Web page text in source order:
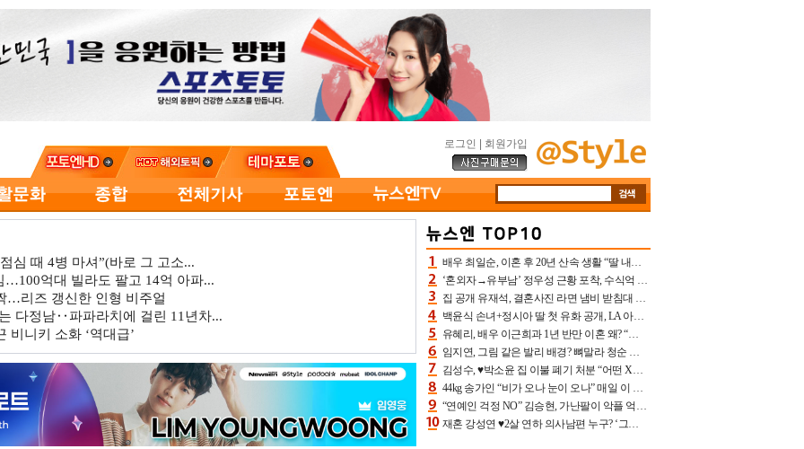
로그인 회원가입
심 때 4병 마셔”(바로 그 고소...
억대 빌라도 팔고 14억 아파...
…리즈 갱신한 인형 비주얼
다정남‥파파라치에 걸린 11년차...
비니키 소화 ‘역대급’
배우 최일순, 이혼 후 20년 산속 생활 “딸 내가 버렸다고 원망‥맘 아파”(특종)[어제TV]
‘혼외자→유부남’ 정우성 근황 포착, 수식억 해킹 피해 후배 만났다 “존경하는”
집 공개 유재석, 결혼사진 라면 냄비 받침대 되고 분노‥가족사진도 피해(놀뭐)[어제TV]
백윤식 손녀+정시아 딸 첫 유화 공개, LA 아트쇼→서울국제조각페스타 작가다운 수준급 실력
유혜리, 배우 이근희과 1년 반만 이혼 왜? “식칼 꽂고 의자 던져” 충격 폭로(특종)[어제TV]
임지연, 그림 같은 발리 배경? 뼈말라 청순 비키니 핏에 상대 안 되네
김성수, ♥박소윤 집 이불 폐기 처분 “어떤 X이랑 썼을지 몰라” 질투(신랑수업2)[어제TV]
44kg 송가인 “비가 오나 눈이 오나” 매일 이 운동, 허벅지 근육량 상승+체지방 감소
“연예인 걱정 NO” 김승현, 가난팔이 악플 억울할만‥아내+딸과 日 여행
재혼 강성연 ♥2살 연하 의사남편 누구? ‘그알’ 자문의에 훈남 비주얼 초엘리트 스펙 [종합]